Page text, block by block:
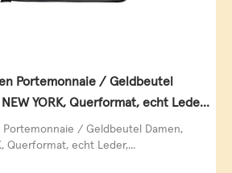
Portemonnaie / Geldbeutel
YORK, Querformat, echt Leder,
Portemonnaie / Geldbeutel Damen,
Querformat, echt Leder,...